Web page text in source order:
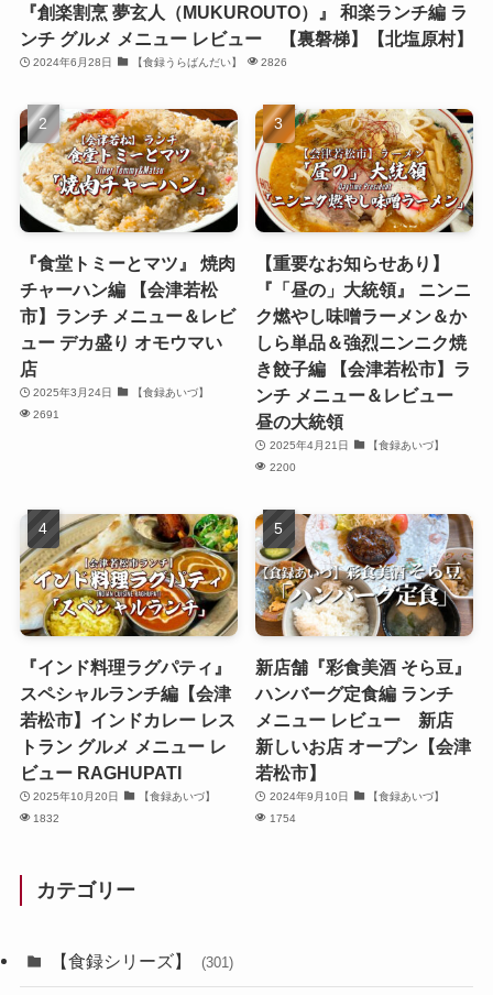
『創楽割烹 夢玄人（MUKUROUTO）』 和楽ランチ編 ラ
ンチ グルメ メニュー レビュー 【裏磐梯】【北塩原村】
2024年6月28日 【食録うらばんだい】 2826
『食堂トミーとマツ』 焼肉
チャーハン編 【会津若松
市】ランチ メニュー＆レビ
ュー デカ盛り オモウマい
店
2025年3月24日
【食録あいづ】
2691
【重要なお知らせあり】
『「昼の」大統領』 ニンニ
ク燃やし味噌ラーメン＆か
しら単品＆強烈ニンニク焼
き餃子編 【会津若松市】ラ
ンチ メニュー＆レビュー
昼の大統領
2025年4月21日
【食録あいづ】
2200
『インド料理ラグパティ』
スペシャルランチ編【会津
若松市】インドカレー レス
トラン グルメ メニュー レ
ビュー RAGHUPATI
2025年10月20日
【食録あいづ】
1832
新店舗『彩食美酒 そら豆』
ハンバーグ定食編 ランチ
メニュー レビュー 新店
新しいお店 オープン【会津
若松市】
2024年9月10日
【食録あいづ】
1754
カテゴリー
【食録シリーズ】 (301)